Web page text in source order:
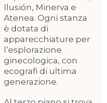
Ilusión, Minerva e
Atenea. Ogni stanza
è dotata di
apparecchiature per
l’esplorazione
ginecologica, con
ecografi di ultima
generazione.